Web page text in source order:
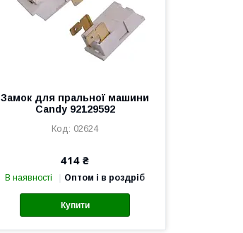
Замок для пральної машини
Candy 92129592
02624
414 ₴
В наявності Оптом і в роздріб
Купити